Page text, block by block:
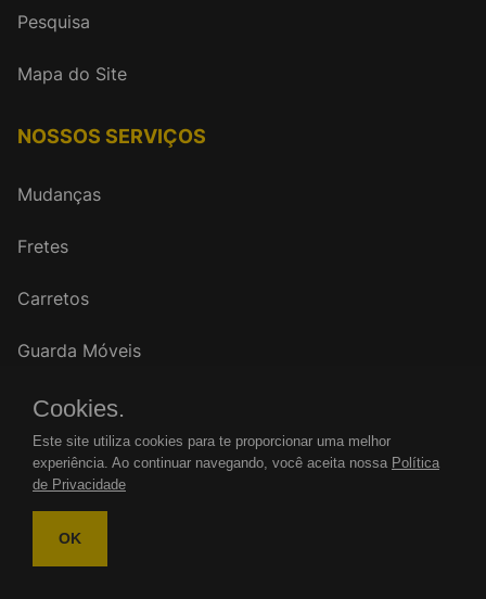
Pesquisa
Mapa do Site
NOSSOS SERVIÇOS
Mudanças
Fretes
Carretos
Guarda Móveis
FALE CONOSCO
WhatsApp: (11)
Cookies.
Este site utiliza cookies para te proporcionar uma melhor
experiência. Ao continuar navegando, você aceita nossa Política
de Privacidade
OK